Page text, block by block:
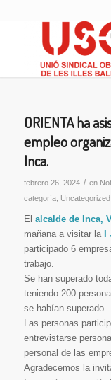
ORIENTA ha
empleo
Inca.
febrero 26, 2024 / en
categoría, Uncategorized
El alcalde de Inca,
mañana a visitar laI
participado 6
trabajo.
Se han superado
teniendo 200
se habían superado.
Las personas
entrevistarse
personal de las
Agradecemos la